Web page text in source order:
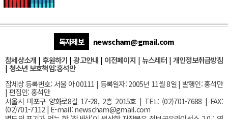
독자제보
newscham@gmail.com
참세상소개 | 후원하기 |광고안내 | 이전페이지 | 뉴스레터| 개인정보취급방침
| 청소년 보호책임:홍석만
참세상 등록번호: 서울 아 00111 | 등록일자: 2005년 11월 8일 | 발행인: 홍석만
| 편집인: 홍석만
서울시 마포구 양화로8길 17-28, 2층 2015호| TEL: (02)701-7688 | FAX:
(02)701-7112 | E-mail:newscham@gmail.com